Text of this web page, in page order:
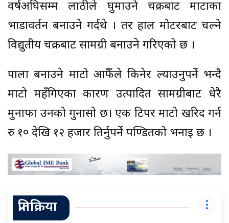
वर्षअघिसम्म लाठीले घुमाउने चक्रबाट माटाका
भाडावर्तन बनाउने गर्दथे । तर हाल मोटरबाट चल्ने
विद्युतीय चक्रबाट सामग्री बनाउने गरिएको छ ।
पाला बनाउने माटो आफैँले किनेर ल्याउनुपर्ने भन्दै
माटो महँगिएका कारण उत्पादित सामग्रीबाट धेरै
मुनाफा उनको गुनासो छ। एक टिपर माटो खरिद गर्न
रु १० देखि १२ हजार तिर्नुपर्ने पण्डितको भनाइ छ ।
प्रतिक्रिया